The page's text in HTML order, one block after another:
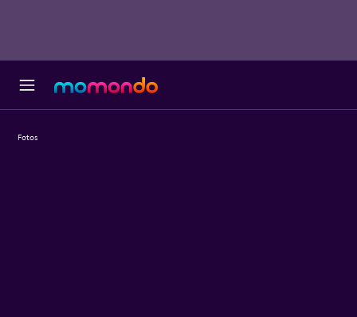
Fotos